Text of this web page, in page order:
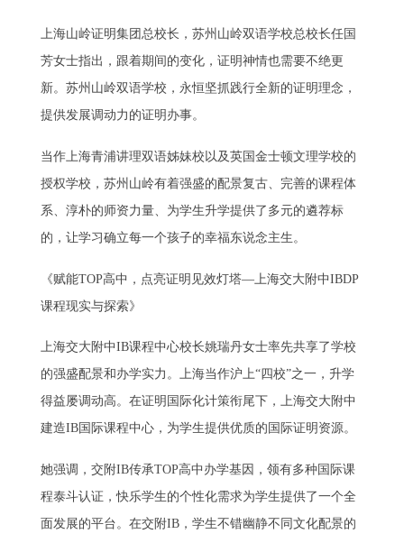
上海山岭证明集团总校长，苏州山岭双语学校总校长任国
芳女士指出，跟着期间的变化，证明神情也需要不绝更
新。苏州山岭双语学校，永恒坚抓践行全新的证明理念，
提供发展调动力的证明办事。
当作上海青浦讲理双语姊妹校以及英国金士顿文理学校的
授权学校，苏州山岭有着强盛的配景复古、完善的课程体
系、淳朴的师资力量、为学生升学提供了多元的遴荐标
的，让学习确立每一个孩子的幸福东说念主生。
《赋能TOP高中，点亮证明见效灯塔—上海交大附中IBDP
课程现实与探索》
上海交大附中IB课程中心校长姚瑞丹女士率先共享了学校
的强盛配景和办学实力。上海当作沪上“四校”之一，升学
得益屡调动高。在证明国际化计策衔尾下，上海交大附中
建造IB国际课程中心，为学生提供优质的国际证明资源。
她强调，交附IB传承TOP高中办学基因，领有多种国际课
程泰斗认证，快乐学生的个性化需求为学生提供了一个全
面发展的平台。在交附IB，学生不错幽静不同文化配景的